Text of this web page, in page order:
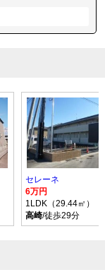
セレーネ
6万円
1LDK（29.44㎡）
高崎/徒歩29分